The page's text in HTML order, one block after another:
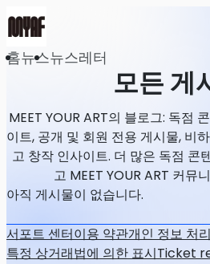
홈뉴스뉴스레터
모든 게
MEET YOUR ART의 블로그: 독점
이트, 공개 및 회원 전용 게시물, 비
고 창작 인사이트. 더 많은 독점 콘
고 MEET YOUR ART 커뮤
아직 게시물이 없습니다.
서포트 센터이용 약관개인 정보 처
특정 상거래법에 의한 표시Ticket